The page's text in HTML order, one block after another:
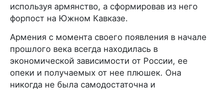
используя армянство, а сформировав из него
форпост на Южном Кавказе.
Армения с момента своего появления в начале
прошлого века всегда находилась в
экономической зависимости от России, ее
опеки и получаемых от нее плюшек. Она
никогда не была самодостаточна и